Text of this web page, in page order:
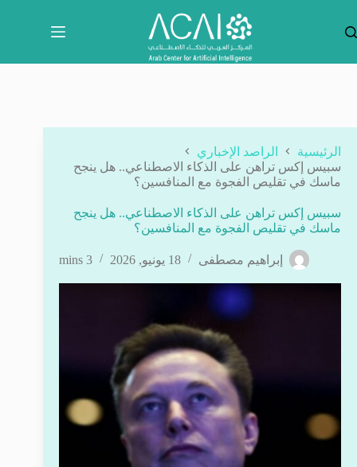
المحتوى
الرئيسية
الراصد الإخباري
سبيس إكس تراهن على الذكاء الاصطناعي.. هل ينجح
ماسك في تقليص الفجوة مع المنافسين؟
سبيس إكس تراهن على الذكاء الاصطناعي.. هل ينجح
ماسك في تقليص الفجوة مع المنافسين؟
إبراهيم مصطفى 18 يونيو, 2026 3 mins